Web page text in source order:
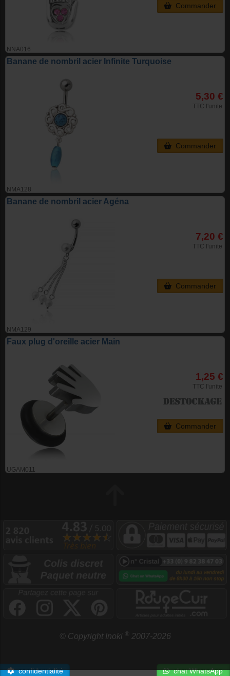
NNA016
Commander
Banane de nombril acier Infinite Turquoise
NMA128
5,30 €
TTC l'unite
Commander
Banane de nombril acier Agéna
NMA129
7,20 €
TTC l'unite
Commander
Faux plug d'oreille acier Main
UGAM011
1,25 €
TTC l'unite
Commander
© Copyright Inoki ® 2007-2026
confidentialité chat WhatsApp